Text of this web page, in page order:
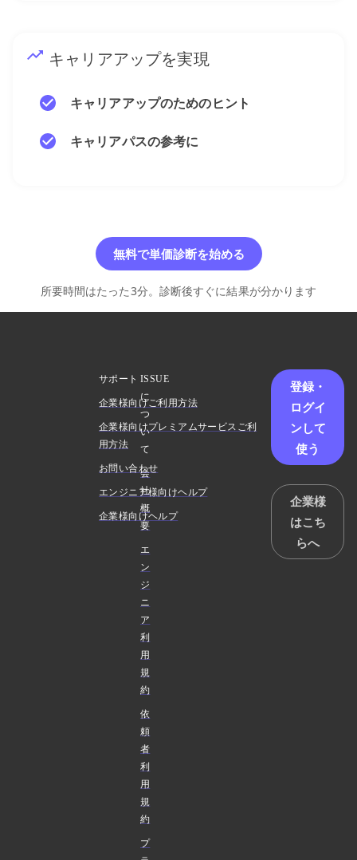
キャリアアップを実現
キャリアアップのためのヒント
キャリアパスの参考に
無料で単価診断を始める
所要時間はたった3分。診断後すぐに結果が分かります
ISSUE
に
つ
い
て
会
社
概
要
エ
ン
ジ
ニ
ア
利
用
規
約
依
頼
者
利
用
規
約
プ
サポート
企業様向けご利用方法
企業様向けプレミアムサービスご利
用方法
お問い合わせ
エンジニア様向けヘルプ
企業様向けヘルプ
登録・
ログイ
ンして
使う
企業様
はこち
らへ